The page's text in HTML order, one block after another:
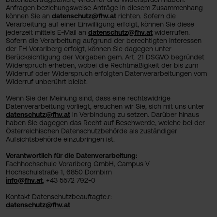
Anfragen beziehungsweise Anträge in diesem Zusammenhang
können Sie an datenschutz@fhv.at richten. Sofern die
Verarbeitung auf einer Einwilligung erfolgt, können Sie diese
jederzeit mittels E-Mail an datenschutz@fhv.at widerrufen.
Sofern die Verarbeitung aufgrund der berechtigten Interessen
der FH Vorarlberg erfolgt, können Sie dagegen unter
Berücksichtigung der Vorgaben gem. Art. 21 DSGVO begründet
Widerspruch erheben, wobei die Rechtmäßigkeit der bis zum
Widerruf oder Widerspruch erfolgten Datenverarbeitungen vom
Widerruf unberührt bleibt.
Wenn Sie der Meinung sind, dass eine rechtswidrige
Datenverarbeitung vorliegt, ersuchen wir Sie, sich mit uns unter
datenschutz@fhv.at in Verbindung zu setzen. Darüber hinaus
haben Sie dagegen das Recht auf Beschwerde, welche bei der
Österreichischen Datenschutzbehörde als zuständiger
Aufsichtsbehörde einzubringen ist.
Verantwortlich für die Datenverarbeitung:
Fachhochschule Vorarlberg GmbH, Campus V
Hochschulstraße 1, 6850 Dornbirn
info@fhv.at, +43 5572 792-0
Kontakt Datenschutzbeauftagte.r:
datenschutz@fhv.at